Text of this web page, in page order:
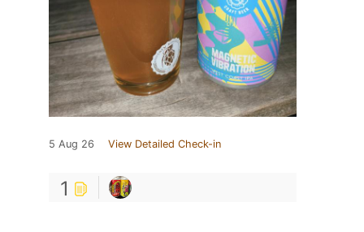
5 Aug 26 View Detailed Check-in
1